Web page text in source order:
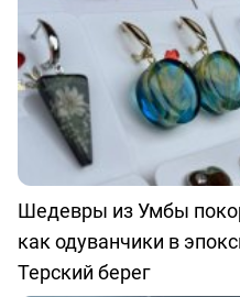
Шедевры из Умбы
как одуванчики в
Терский берег